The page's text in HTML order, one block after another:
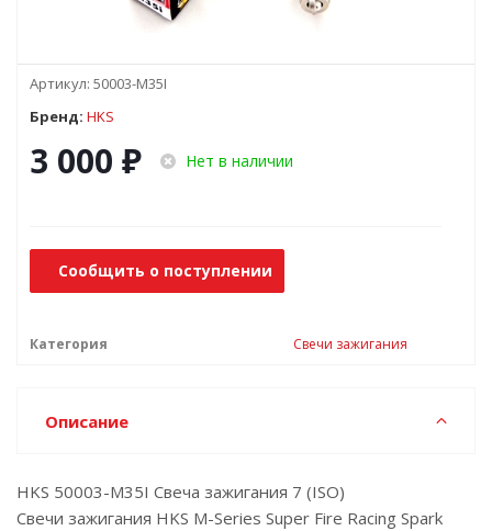
Артикул: 50003-M35I
Бренд: HKS
3 000 ₽ Нет в наличии
Сообщить о поступлении
Категория Свечи зажигания
Описание
HKS 50003-M35I Свеча зажигания 7 (ISO)
Cвечи зажигания HKS M-Series Super Fire Racing Spark